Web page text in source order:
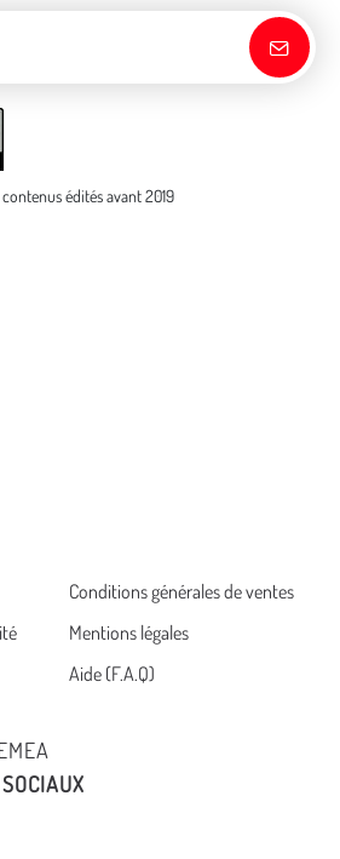
édités avant 2019
Conditions générales de ventes
Mentions légales
Aide (F.A.Q)